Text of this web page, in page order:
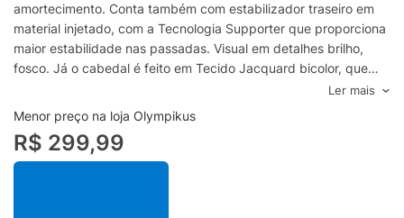
amortecimento. Conta também com estabilizador traseiro em
material injetado, com a Tecnologia Supporter que proporciona
maior estabilidade nas passadas. Visual em detalhes brilho,
fosco. Já o cabedal é feito em Tecido Jacquard bicolor, que
proporciona respirabilidade, flexibilidade e leveza. Conta com
vista e logotipo em high frequency com detalhes de cor e
relevo. Possui ainda atacador e forro em poliéster, lingueta em
tecido jacquard bicolor, puxador traseiro em fita na horizontal
para auxiliar no calce e palmilha anatômica composta por
Ler mais
Menor preço na loja Olympikus
R$ 299,99